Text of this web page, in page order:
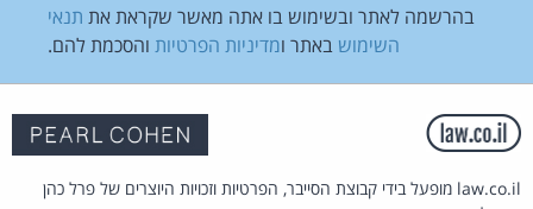
בהרשמה לאתר ובשימוש בו אתה מאשר שקראת את תנאי
השימוש באתר ומדיניות הפרטיות והסכמת להם.
law.co.il מופעל בידי קבוצת הסייבר, הפרטיות וזכויות היוצרים של פרל כהן